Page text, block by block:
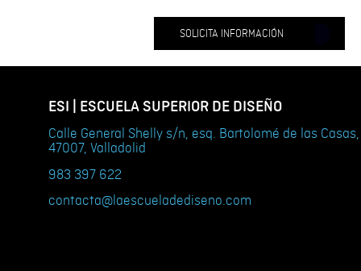
SOLICITA INFORMACIÓN
ESI | ESCUELA SUPERIOR DE DISEÑO
Calle General Shelly s/n, esq. Bartolomé de las Casas,
47007, Valladolid
983 397 622
contacta@laescueladediseno.com